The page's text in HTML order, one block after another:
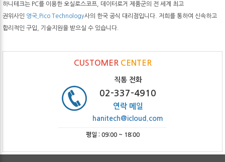
하니테크는 PC를 이용한 오실로스코프, 데이터로거 제품군의 전 세계 최고
권위사인 영국,Pico Technology사의 한국 공식 대리점입니다. 저희를 통하여 신속하고
합리적인 구입, 기술지원을 받으실 수 있습니다.
CUSTOMER CENTER
직통 전화
02-337-4910
연락 메일
hanitech@icloud.com
평일 : 09:00 ~ 18:00